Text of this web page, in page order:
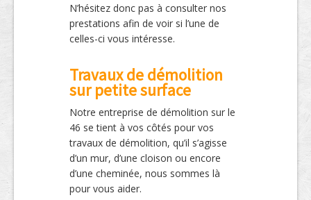
N’hésitez donc pas à consulter nos
prestations afin de voir si l’une de
celles-ci vous intéresse.
Travaux de démolition
sur petite surface
Notre entreprise de démolition sur le
46 se tient à vos côtés pour vos
travaux de démolition, qu’il s’agisse
d’un mur, d’une cloison ou encore
d’une cheminée, nous sommes là
pour vous aider.